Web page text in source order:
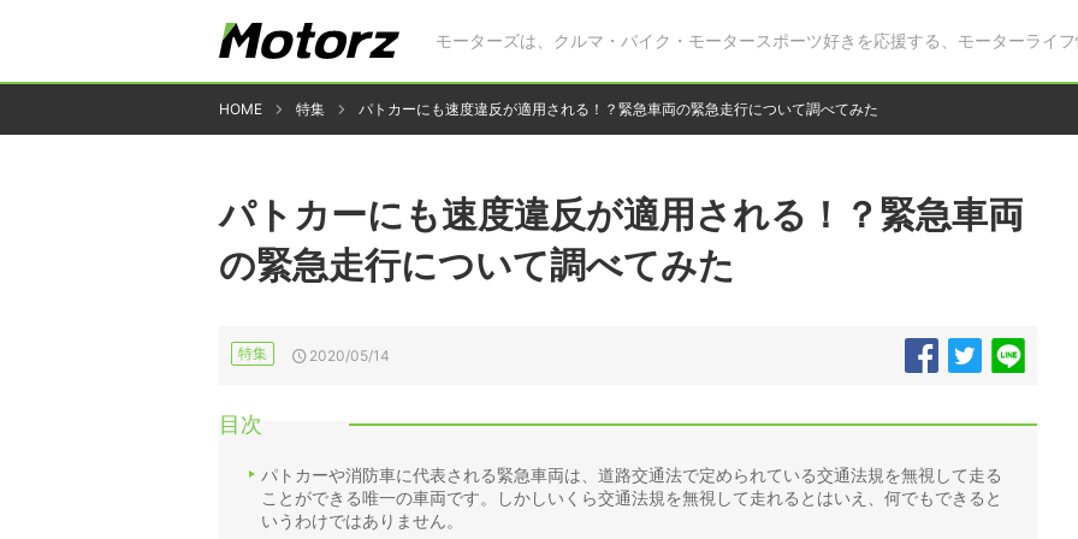
モーターズは、クルマ・バイク・モータースポーツ好きを応援する、モーターライフ
HOME 特集 パトカーにも速度違反が適用される！？緊急車両の緊急走行について調べてみた
パトカーにも速度違反が適用される！？緊急車両
の緊急走行について調べてみた
特集 2020/05/14
目次
パトカーや消防車に代表される緊急車両は、道路交通法で定められている交通法規を無視して走る
ことができる唯一の車両です。しかしいくら交通法規を無視して走れるとはいえ、何でもできると
いうわけではありません。